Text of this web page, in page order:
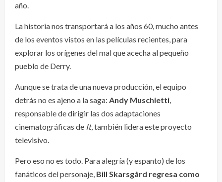
año.
La historia nos transportará a los años 60, mucho antes
de los eventos vistos en las películas recientes, para
explorar los orígenes del mal que acecha al pequeño
pueblo de Derry.
Aunque se trata de una nueva producción, el equipo
detrás no es ajeno a la saga: Andy Muschietti,
responsable de dirigir las dos adaptaciones
cinematográficas de It, también lidera este proyecto
televisivo.
Pero eso no es todo. Para alegría (y espanto) de los
fanáticos del personaje, Bill Skarsgård regresa como